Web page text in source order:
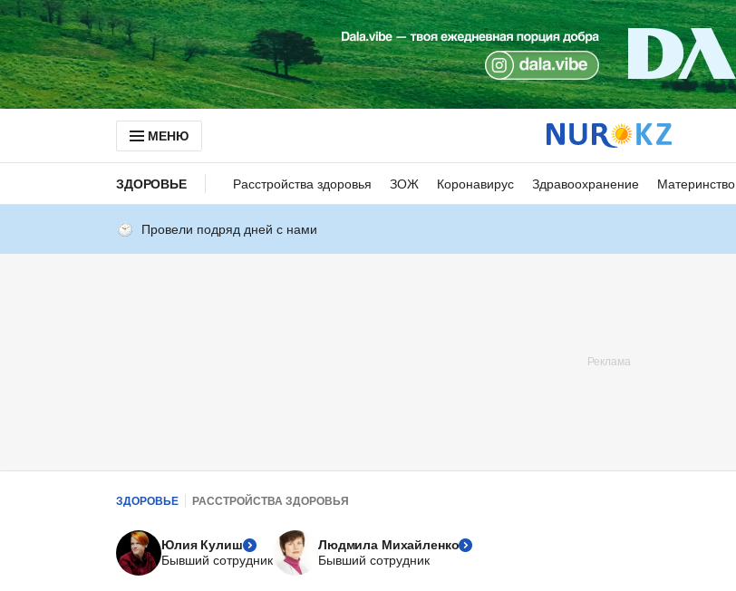
МЕНЮ
ЗДОРОВЬЕ Расстройства здоровья ЗОЖ Коронавирус Здравоохранение Материнство
Провели подряд дней с нами
ЗДОРОВЬЕ РАССТРОЙСТВА ЗДОРОВЬЯ
Юлия Кулиш
Бывший сотрудник
Людмила Михайленко
Бывший сотрудник